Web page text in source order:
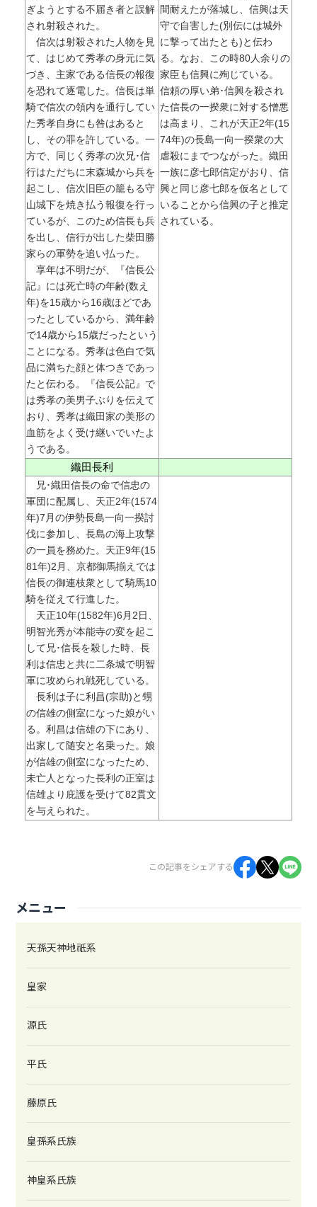
ぎようとする不届き者と誤解
され射殺された。
信次は射殺された人物を見
て、はじめて秀孝の身元に気
づき、主家である信長の報復
を恐れて逐電した。信長は単
騎で信次の領内を通行してい
た秀孝自身にも咎はあると
し、その罪を許している。一
方で、同じく秀孝の次兄･信
行はただちに末森城から兵を
起こし、信次旧臣の籠もる守
山城下を焼き払う報復を行っ
ているが、このため信長も兵
を出し、信行が出した柴田勝
家らの軍勢を追い払った。
享年は不明だが、『信長公
記』には死亡時の年齢(数え
年)を15歳から16歳ほどであ
ったとしているから、満年齢
で14歳から15歳だったという
ことになる。秀孝は色白で気
品に満ちた顔と体つきであっ
たと伝わる。『信長公記』で
は秀孝の美男子ぶりを伝えて
おり、秀孝は織田家の美形の
血筋をよく受け継いでいたよ
うである。
間耐えたが落城し、信興は天
守で自害した(別伝には城外
に撃って出たとも)と伝わ
る。なお、この時80人余りの
家臣も信興に殉じている。
信頼の厚い弟･信興を殺され
た信長の一揆衆に対する憎悪
は高まり、これが天正2年(15
74年)の長島一向一揆衆の大
虐殺にまでつながった。織田
一族に彦七郎信定がおり、信
興と同じ彦七郎を仮名として
いることから信興の子と推定
されている。
織田長利
兄･織田信長の命で信忠の
軍団に配属し、天正2年(1574
年)7月の伊勢長島一向一揆討
伐に参加し、長島の海上攻撃
の一員を務めた。天正9年(15
81年)2月、京都御馬揃えでは
信長の御連枝衆として騎馬10
騎を従えて行進した。
天正10年(1582年)6月2日、
明智光秀が本能寺の変を起こ
して兄･信長を殺した時、長
利は信忠と共に二条城で明智
軍に攻められ戦死している。
長利は子に利昌(宗助)と甥
の信雄の側室になった娘がい
る。利昌は信雄の下にあり、
出家して随安と名乗った。娘
が信雄の側室になったため、
未亡人となった長利の正室は
信雄より庇護を受けて82貫文
を与えられた。
この記事をシェアする
メニュー
天孫天神地祇系
皇家
源氏
平氏
藤原氏
皇孫系氏族
神皇系氏族